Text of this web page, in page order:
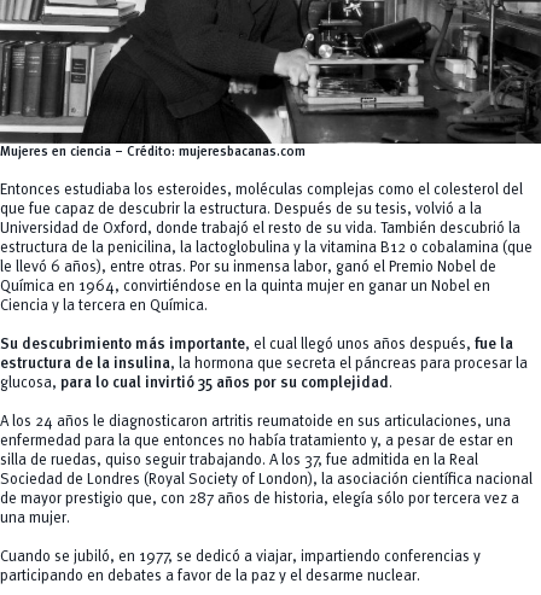
Mujeres en ciencia – Crédito: mujeresbacanas.com
Entonces estudiaba los esteroides, moléculas complejas como el colesterol del
que fue capaz de descubrir la estructura. Después de su tesis, volvió a la
Universidad de Oxford, donde trabajó el resto de su vida. También descubrió la
estructura de la penicilina, la lactoglobulina y la vitamina B12 o cobalamina (que
le llevó 6 años), entre otras. Por su inmensa labor, ganó el Premio Nobel de
Química en 1964, convirtiéndose en la quinta mujer en ganar un Nobel en
Ciencia y la tercera en Química.
Su descubrimiento más importante, el cual llegó unos años después, fue la
estructura de la insulina, la hormona que secreta el páncreas para procesar la
glucosa, para lo cual invirtió 35 años por su complejidad.
A los 24 años le diagnosticaron artritis reumatoide en sus articulaciones, una
enfermedad para la que entonces no había tratamiento y, a pesar de estar en
silla de ruedas, quiso seguir trabajando. A los 37, fue admitida en la Real
Sociedad de Londres ( Royal Society of London), la asociación científica nacional
de mayor prestigio que, con 287 años de historia, elegía sólo por tercera vez a
una mujer.
Cuando se jubiló, en 1977, se dedicó a viajar, impartiendo conferencias y
participando en debates a favor de la paz y el desarme nuclear.